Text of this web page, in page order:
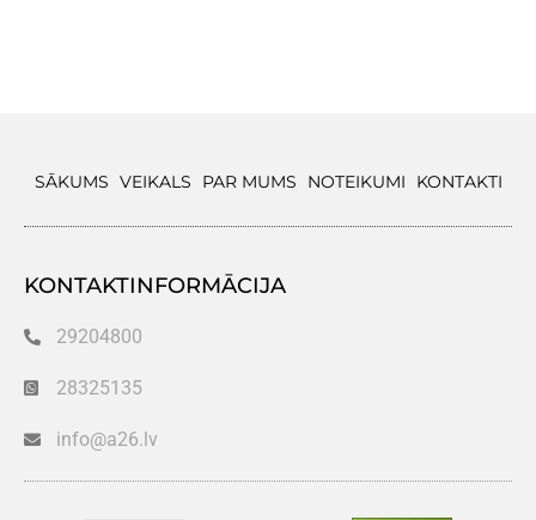
SĀKUMS VEIKALS PAR MUMS NOTEIKUMI KONTAKTI
KONTAKTINFORMĀCIJA
29204800
28325135
info@a26.lv